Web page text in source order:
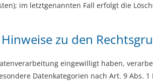
im letztgenannten Fall erfolgt die
zu den
eingewilligt haben,
Datenkategorien nach Art. 9